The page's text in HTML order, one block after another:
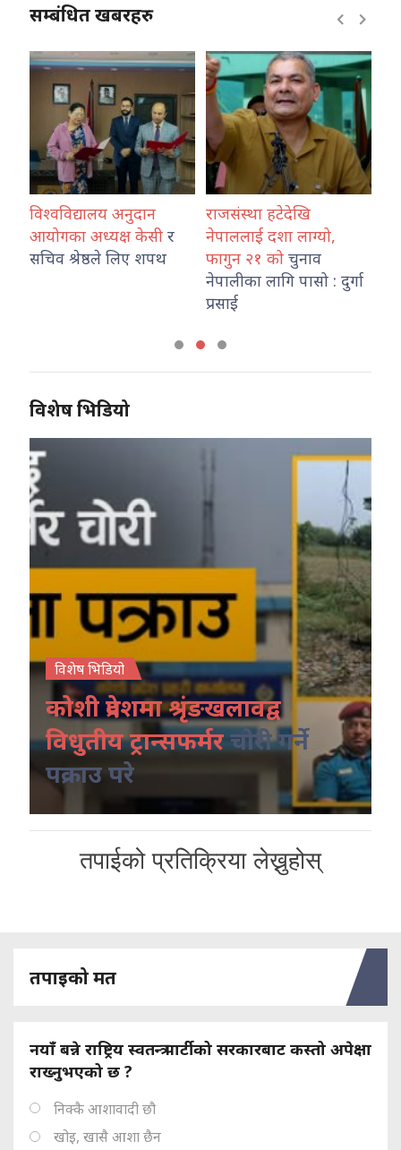
सम्बंधित खबरहरु
विश्वविद्यालय अनुदान
आयोगका अध्यक्ष केसी र
सचिव श्रेष्ठले लिए शपथ
राजसंस्था हटेदेखि
नेपाललाई दशा लाग्यो,
फागुन २१ को चुनाव
नेपालीका लागि पासो : दुर्गा
प्रसाई
विशेष भिडियो
विशेष भिडियो
कोशी प्रदेशमा श्रृंङखलावद्व
विधुतीय ट्रान्सफर्मरचोरी गर्ने
पक्राउ परे
तपाईको प्रतिक्रिया लेख्नुहोस्
तपाइको मत
नयाँ बन्ने राष्ट्रिय स्वतन्त्र पार्टीको सरकारबाट कस्तो अपेक्षा
राख्नुभएको छ ?
निक्कै आशावादी छौ
खोइ, खासै आशा छैन